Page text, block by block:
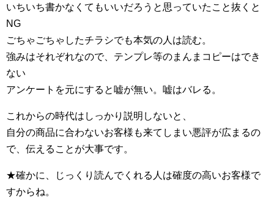
いちいち書かなくてもいいだろうと思っていたこと抜くと
NG
ごちゃごちゃしたチラシでも本気の人は読む。
強みはそれぞれなので、テンプレ等のまんまコピーはでき
ない
アンケートを元にすると嘘が無い。嘘はバレる。
これからの時代はしっかり説明しないと、
自分の商品に合わないお客様も来てしまい悪評が広まるの
で、伝えることが大事です。
★確かに、じっくり読んでくれる人は確度の高いお客様で
すからね。